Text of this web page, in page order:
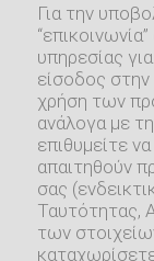
Για την
υπηρεσίας
είσοδος στην
χρήση των
ανάλογα με
επιθυμείτε
απαιτηθούν
σας
Ταυτότητας,
των